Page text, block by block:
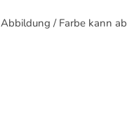
Abbildung / Farbe kann